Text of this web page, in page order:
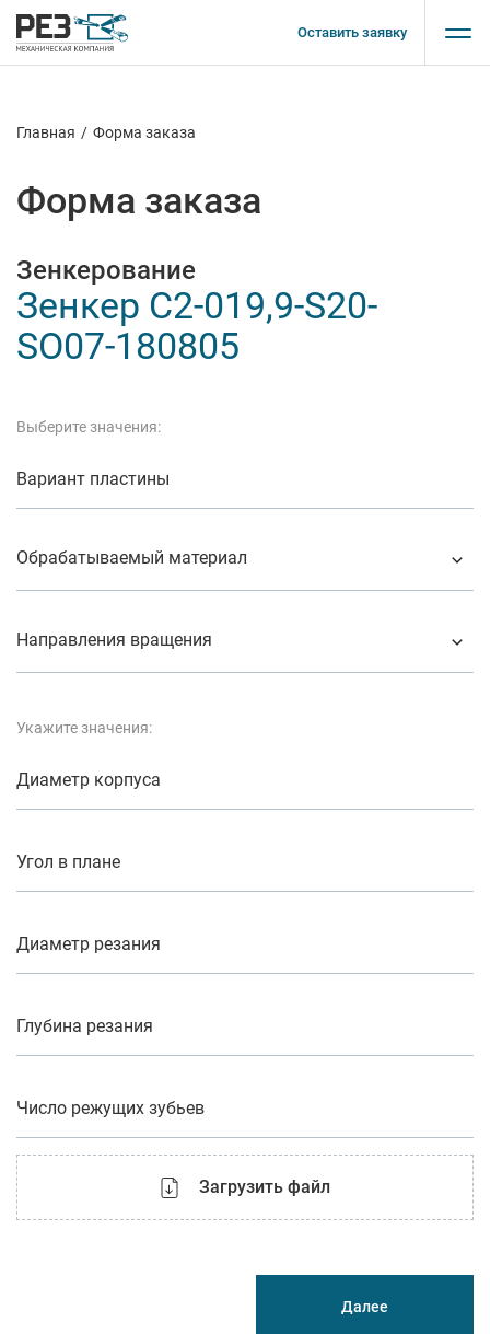
Оставить заявку
Главная / Форма заказа
Форма заказа
Зенкерование
Зенкер C2-019,9-S20-
SO07-180805
Выберите значения:
Вариант пластины
Обрабатываемый материал
Направления вращения
Укажите значения:
Диаметр корпуса
Угол в плане
Диаметр резания
Глубина резания
Число режущих зубьев
Загрузить файл
Далее